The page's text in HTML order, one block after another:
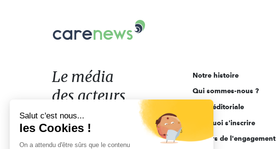
Le
acteurs
de
l'engagement
Le média
des acteurs
de l'engagement
Notre histoire
Qui sommes-nous ?
Ligne éditoriale
Pourquoi s'inscrire
Acteurs de l'engagement
Salut c'est nous...
les Cookies !
On a attendu d'être sûrs que le contenu